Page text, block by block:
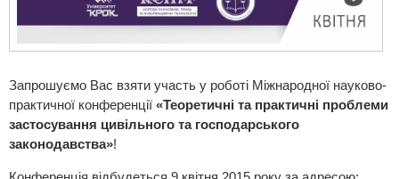
Запрошуємо Вас взяти участь у роботі Міжнародної науково-
практичної конференції «Теоретичні та практичні проблеми
застосування цивільного та господарського
законодавства»!